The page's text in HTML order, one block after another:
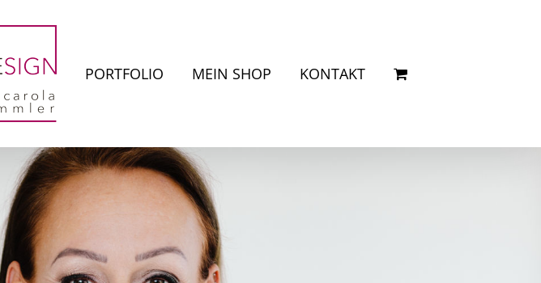
PORTFOLIO MEIN SHOP KONTAKT